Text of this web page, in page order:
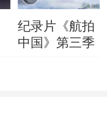
纪录片《航拍
中国》第三季